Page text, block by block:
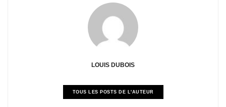
LOUIS DUBOIS
TOUS LES POSTS DE L'AUTEUR